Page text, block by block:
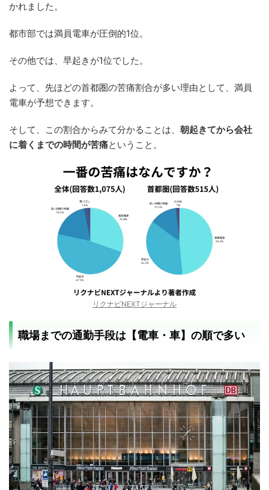
かれました。
都市部では満員電車が圧倒的1位。
その他では、早起きが1位でした。
よって、先ほどの首都圏の苦痛割合が多い理由として、満員
電車が予想できます。
そして、この割合からみて分かることは、 朝起きてから会社
に着くまでの時間が苦痛ということ。
リクナビNEXTジャーナル
職場までの通勤手段は【電車・車】の順で多い